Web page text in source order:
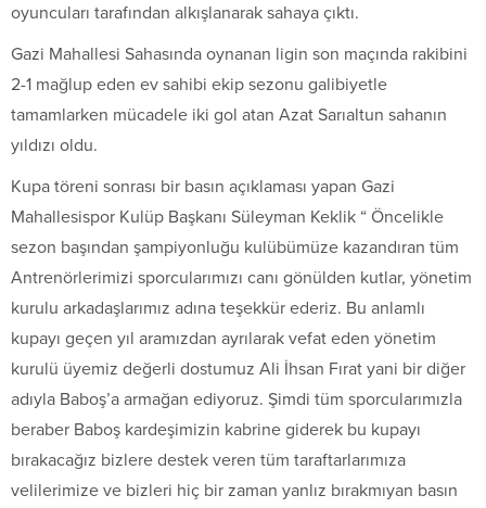
oyuncuları tarafından alkışlanarak sahaya çıktı.
Gazi Mahallesi Sahasında oynanan ligin son maçında rakibini
2-1 mağlup eden ev sahibi ekip sezonu galibiyetle
tamamlarken mücadele iki gol atan Azat Sarıaltun sahanın
yıldızı oldu.
Kupa töreni sonrası bir basın açıklaması yapan Gazi
Mahallesispor Kulüp Başkanı Süleyman Keklik “ Öncelikle
sezon başından şampiyonluğu kulübümüze kazandıran tüm
Antrenörlerimizi sporcularımızı canı gönülden kutlar, yönetim
kurulu arkadaşlarımız adına teşekkür ederiz. Bu anlamlı
kupayı geçen yıl aramızdan ayrılarak vefat eden yönetim
kurulü üyemiz değerli dostumuz Ali İhsan Fırat yani bir diğer
adıyla Baboş’a armağan ediyoruz. Şimdi tüm sporcularımızla
beraber Baboş kardeşimizin kabrine giderek bu kupayı
bırakacağız bizlere destek veren tüm taraftarlarımıza
velilerimize ve bizleri hiç bir zaman yanlız bırakmıyan basın